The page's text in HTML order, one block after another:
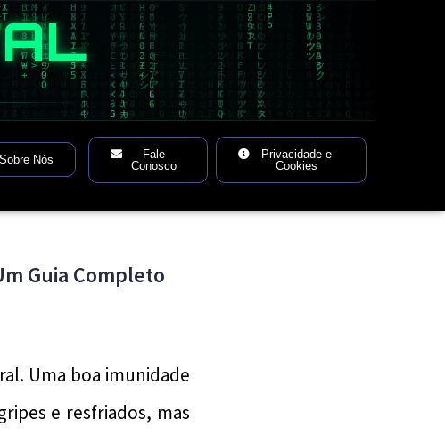
Sobre Nós
Fale
Conosco
Privacidade e
Cookies
Guia Completo
Uma boa imunidade
e resfriados, mas